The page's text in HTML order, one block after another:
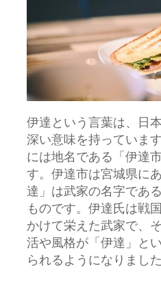
伊達という言葉は、日
深い意味を持っています
には地名である「伊達
す。伊達市は宮城県に
達」は武家の名字であ
ものです。伊達氏は戦
かけて栄えた武家で、
活や風格が「伊達」と
られるようになりました